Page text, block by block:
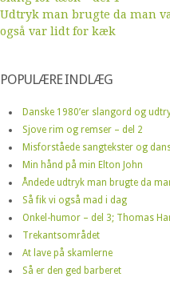
Udtryk man brugte da man
også var lidt for kæk
POPULÆRE INDLÆG
Danske 1980’er slangord og
Sjove rim og remser – del 2
Misforståede sangtekster og
Min hånd på min Elton John
Åndede udtryk man brugte da
Så fik vi også mad i dag
Onkel-humor – del 3; Thomas
Trekantsområdet
At lave på skamlerne
Så er den ged barberet